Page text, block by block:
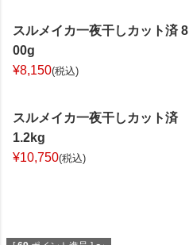
スルメイカ一夜干しカット済 8
00g
¥8,150 税込
スルメイカ一夜干しカット済
1.2kg
¥10,750 税込